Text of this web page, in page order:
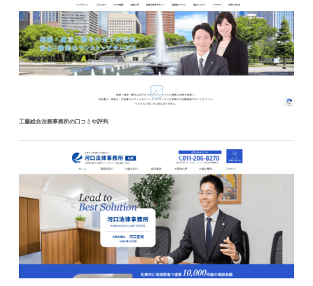
工藤総合法務事務所の口コミや評判